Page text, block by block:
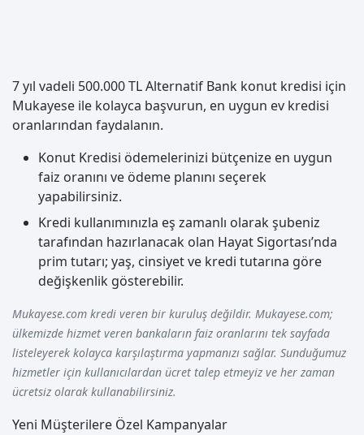
7 yıl vadeli 500.000 TL Alternatif Bank konut kredisi için
Mukayese ile kolayca başvurun, en uygun ev kredisi
oranlarından faydalanın.
Konut Kredisi ödemelerinizi bütçenize en uygun
faiz oranını ve ödeme planını seçerek
yapabilirsiniz.
Kredi kullanımınızla eş zamanlı olarak şubeniz
tarafından hazırlanacak olan Hayat Sigortası’nda
prim tutarı; yaş, cinsiyet ve kredi tutarına göre
değişkenlik gösterebilir.
Mukayese.com kredi veren bir kuruluş değildir. Mukayese.com;
ülkemizde hizmet veren bankaların faiz oranlarını tek sayfada
listeleyerek kolayca karşılaştırma yapmanızı sağlar. Sunduğumuz
hizmetler için kullanıcılardan ücret talep etmeyiz ve her zaman
ücretsiz olarak kullanabilirsiniz.
Yeni Müşterilere Özel Kampanyalar